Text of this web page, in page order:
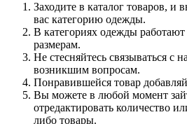
Заходите в каталог товаров,
вас категорию одежды.
В категориях одежды
размерам.
Не стесняйтесь связываться
возникшим вопросам.
Понравившейся товар
Вы можете в любой момент
отредактировать количество
либо товары.